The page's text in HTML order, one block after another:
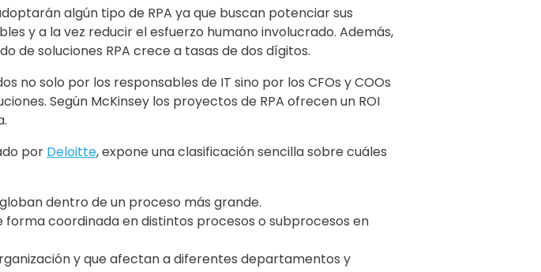
algún tipo de RPA ya que buscan potenciar sus
y a la vez reducir el esfuerzo humano involucrado. Además,
de soluciones RPA crece a tasas de dos dígitos.
solo por los responsables de IT sino por los CFOs y COOs
Según McKinsey los proyectos de RPA ofrecen un ROI
por Deloitte, expone una clasificación sencilla sobre cuáles
dentro de un proceso más grande.
coordinada en distintos procesos o subprocesos en
y que afectan a diferentes departamentos y